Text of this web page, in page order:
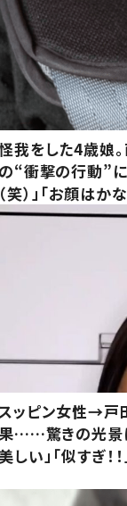
我をした4歳娘
の“衝撃の行動”
（笑）」「お顔はか
ッピン女性→戸
果……驚きの光景
しい」「似すぎ！！